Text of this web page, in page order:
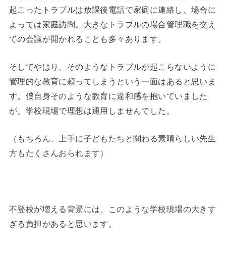
起こったトラブルは放課後電話で家庭に連絡し、場合に
よっては家庭訪問。大きなトラブルの場合管理職を交え
ての会議が開かれることも多々あります。
そしてやはり、そのようなトラブルが起こらないように
管理的な教育に頼ってしまうという一面はあると思いま
す。僕自身そのような教育に違和感を抱いていました
が、学校現場で理想は通用しませんでした。
（もちろん、上手に子どもたちと関わる素晴らしい先生
方もたくさんおられます）
不登校が増える背景には、このような学校現場の大きす
ぎる負担があると思います。